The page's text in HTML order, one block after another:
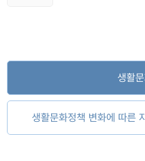
생활
생활문화정책 변화에 따른